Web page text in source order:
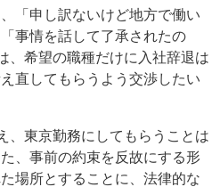
「申し訳ないけど地方で働い
事情を話して了承されたの
希望の職種だけに入社辞退は
直してもらうよう交渉したい
、東京勤務にしてもらうことは
、事前の約束を反故にする形
場所とすることに、法律的な